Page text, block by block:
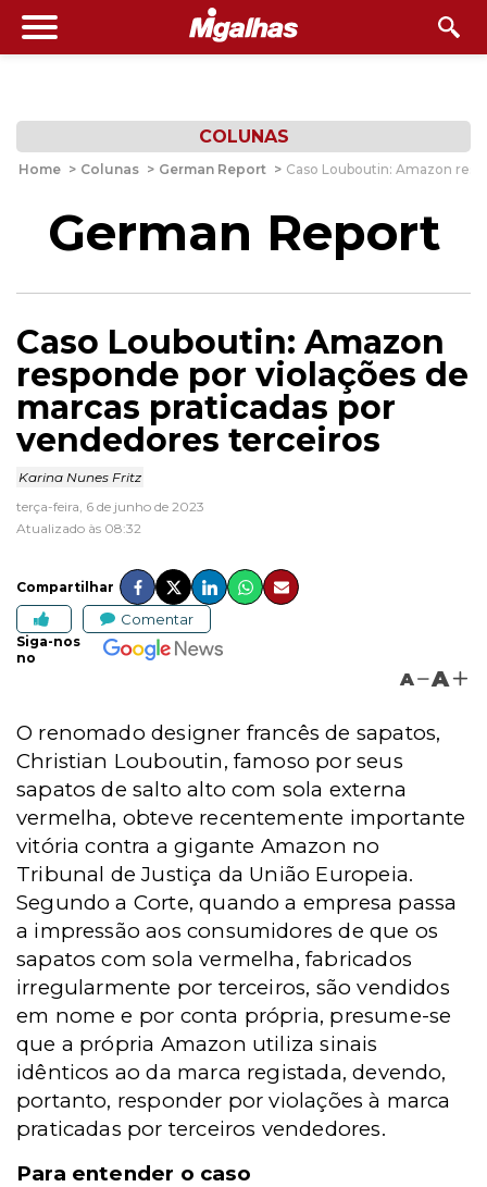
COLUNAS
Home > Colunas > German Report > Caso Louboutin: Amazon
German Report
Caso Louboutin: Amazon
responde por violações de
marcas praticadas por
vendedores terceiros
Karina Nunes Fritz
terça-feira, 6 de junho de 2023
Atualizado às 08:32
Compartilhar
Comentar
Siga-nos
no
A A
O renomado designer francês de sapatos,
Christian Louboutin, famoso por seus
sapatos de salto alto com sola externa
vermelha, obteve recentemente importante
vitória contra a gigante Amazon no
Tribunal de Justiça da União Europeia.
Segundo a Corte, quando a empresa passa
a impressão aos consumidores de que os
sapatos com sola vermelha, fabricados
irregularmente por terceiros, são vendidos
em nome e por conta própria, presume-se
que a própria Amazon utiliza sinais
idênticos ao da marca registada, devendo,
portanto, responder por violações à marca
praticadas por terceiros vendedores.
Para entender o caso